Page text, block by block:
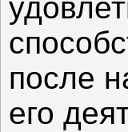
после
его